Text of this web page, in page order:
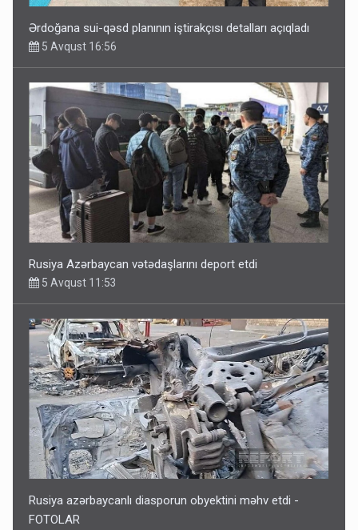
Ərdoğana sui-qəsd planının iştirakçısı detalları açıqladı
5 Avqust 16:56
Rusiya Azərbaycan vətədaşlarını deport etdi
5 Avqust 11:53
Rusiya azərbaycanlı diasporun obyektini məhv etdi -
FOTOLAR